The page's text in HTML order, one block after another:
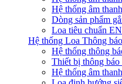
Hệ thống âm
Dòng sản phẩm
Loa tiêu chuẩn
Hệ thống Loa Thông
Hệ thống thông
Thiết bị thông báo
Hệ thống âm